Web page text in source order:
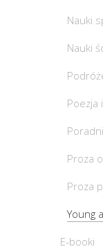
Nauki
Nauki
Poezja
Proza
Proza
Young
E-booki